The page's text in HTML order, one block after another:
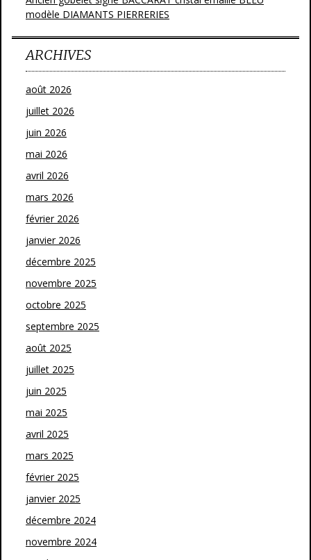
modèle DIAMANTS PIERRERIES
ARCHIVES
août 2026
juillet 2026
juin 2026
mai 2026
avril 2026
mars 2026
février 2026
janvier 2026
décembre 2025
novembre 2025
octobre 2025
septembre 2025
août 2025
juillet 2025
juin 2025
mai 2025
avril 2025
mars 2025
février 2025
janvier 2025
décembre 2024
novembre 2024